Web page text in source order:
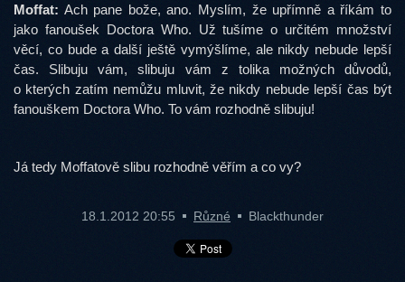
Moffat: Ach pane bože, ano. Myslím, že upřímně a říkám to
jako fanoušek Doctora Who. Už tušíme o určitém množství
věcí, co bude a další ještě vymýšlíme, ale nikdy nebude lepší
čas. Slibuju vám, slibuju vám z tolika možných důvodů,
o kterých zatím nemůžu mluvit, že nikdy nebude lepší čas být
fanouškem Doctora Who. To vám rozhodně slibuju!
Já tedy Moffatově slibu rozhodně věřím a co vy?
18.1.2012 20:55 Různé Blackthunder